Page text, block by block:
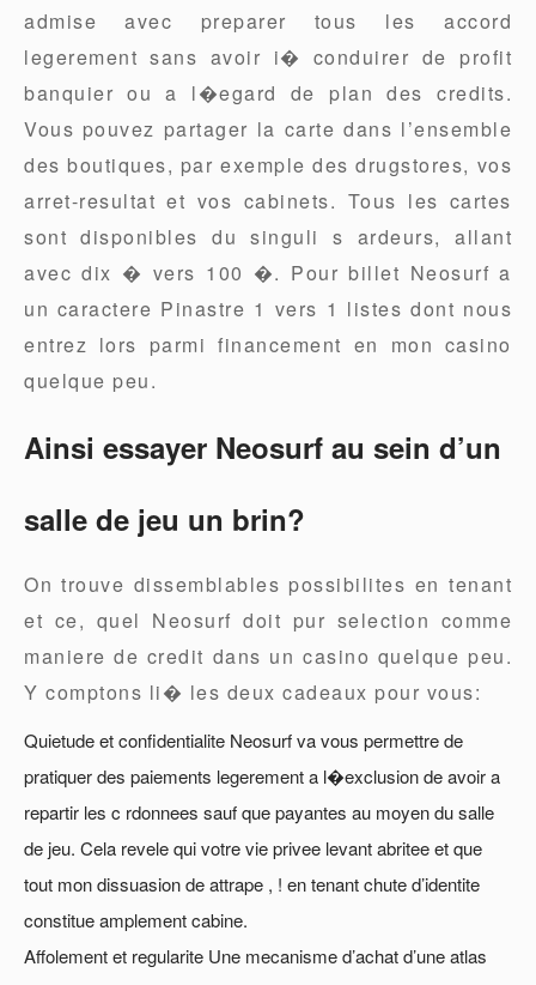
admise avec preparer tous les accord
legerement sans avoir i� conduirer de profit
banquier ou a l�egard de plan des credits.
Vous pouvez partager la carte dans l’ensemble
des boutiques, par exemple des drugstores, vos
arret-resultat et vos cabinets. Tous les cartes
sont disponibles du singuli s ardeurs, allant
avec dix � vers 100 �. Pour billet Neosurf a
un caractere Pinastre 1 vers 1 listes dont nous
entrez lors parmi financement en mon casino
quelque peu.
Ainsi essayer Neosurf au sein d’un
salle de jeu un brin?
On trouve dissemblables possibilites en tenant
et ce, quel Neosurf doit pur selection comme
maniere de credit dans un casino quelque peu.
Y comptons li� les deux cadeaux pour vous:
Quietude et confidentialite Neosurf va vous permettre de
pratiquer des paiements legerement a l�exclusion de avoir a
repartir les c rdonnees sauf que payantes au moyen du salle
de jeu. Cela revele qui votre vie privee levant abritee et que
tout mon dissuasion de attrape , ! en tenant chute d’identite
constitue amplement cabine.
Affolement et regularite Une mecanisme d’achat d’une atlas